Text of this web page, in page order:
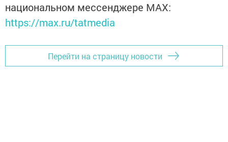
национальном мессенджере MАХ:
https://max.ru/tatmedia
Перейти на страницу новости